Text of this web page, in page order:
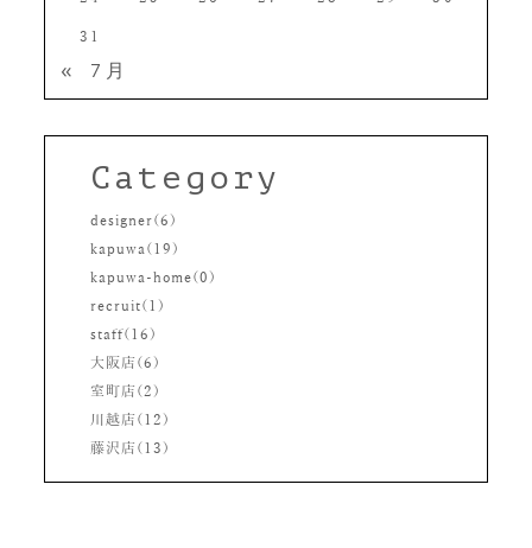
31
« 7月
Category
designer(6)
kapuwa(19)
kapuwa-home(0)
recruit(1)
staff(16)
大阪店(6)
室町店(2)
川越店(12)
藤沢店(13)